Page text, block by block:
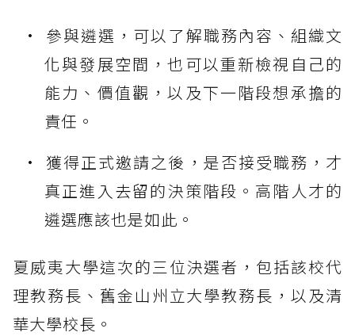
參與遴選，可以了解職務內容、組織文
化與發展空間，也可以重新檢視自己的
能力、價值觀，以及下一階段想承擔的
責任。
獲得正式邀請之後，是否接受職務，才
真正進入去留的決策階段。高階人才的
遴選應該也是如此。
夏威夷大學這次的三位決選者，包括該校代
理教務長、舊金山州立大學教務長，以及清
華大學校長。